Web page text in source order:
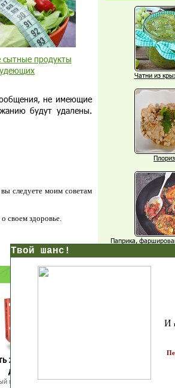
сытные продукты
не имеющие
будут удалены.
следуете моим советам
своем здоровье.
жиросжигание за 7
дней
план-сценарий
Чатни из
Паприка,
Рагу из
без голодных диет и